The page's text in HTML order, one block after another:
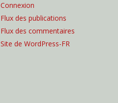
Connexion
Flux des publications
Flux des commentaires
Site de WordPress-FR